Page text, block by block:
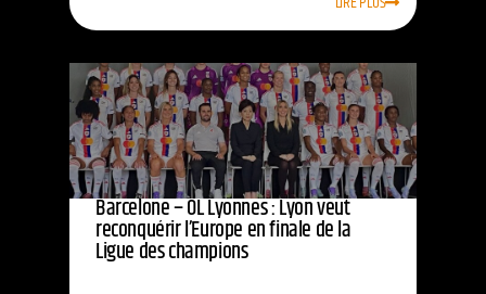
Barcelone – OL Lyonnes : Lyon veut
reconquérir l’Europe en finale de la
Ligue des champions